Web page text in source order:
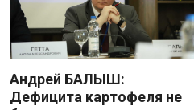
Андрей БАЛЫШ:
Дефицита картофеля не